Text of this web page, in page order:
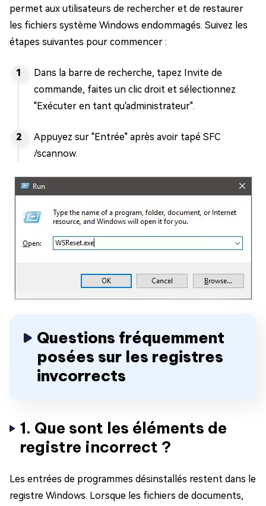
permet aux utilisateurs de rechercher et de restaurer
les fichiers système Windows endommagés. Suivez les
étapes suivantes pour commencer :
Dans la barre de recherche, tapez Invite de
commande, faites un clic droit et sélectionnez
"Exécuter en tant qu'administrateur".
Appuyez sur "Entrée" après avoir tapé SFC
/scannow.
Questions fréquemment
posées sur les registres
invcorrects
1. Que sont les éléments de
registre incorrect ?
Les entrées de programmes désinstallés restent dans le
registre Windows. Lorsque les fichiers de documents,